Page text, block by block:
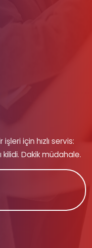
için hızlı servis:
kilidi. Dakik müdahale.